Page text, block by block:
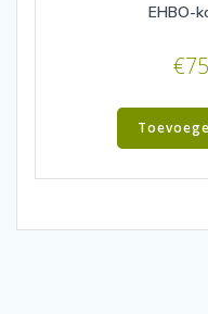
EHBO-
€